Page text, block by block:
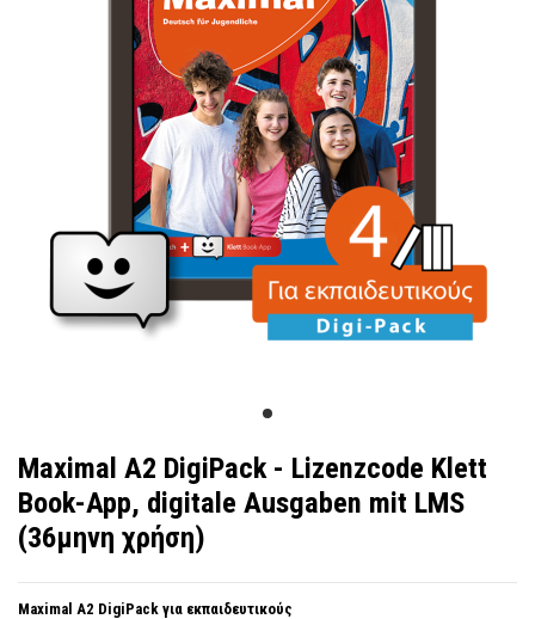
Maximal A2 DigiPack - Lizenzcode Klett
Βοοk-App, digitale Ausgaben mit LMS
(36μηνη χρήση)
Maximal Α2 DigiPack για εκπαιδευτικούς